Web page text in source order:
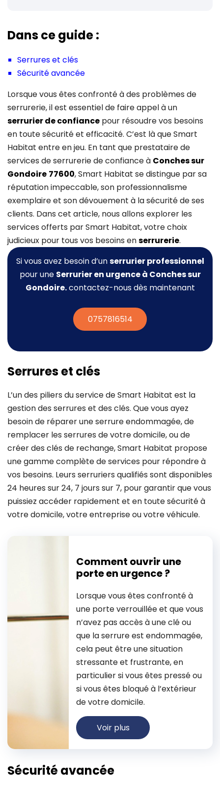
Dans ce guide :
Serrures et clés
Sécurité avancée
Lorsque vous êtes confronté à des problèmes de
serrurerie, il est essentiel de faire appel à un
serrurier de confiance pour résoudre vos besoins
en toute sécurité et efficacité. C’est là que Smart
Habitat entre en jeu. En tant que prestataire de
services de serrurerie de confiance à Conches sur
Gondoire 77600, Smart Habitat se distingue par sa
réputation impeccable, son professionnalisme
exemplaire et son dévouement à la sécurité de ses
clients. Dans cet article, nous allons explorer les
services offerts par Smart Habitat, votre choix
judicieux pour tous vos besoins enserrurerie.
Si vous avez besoin d’unserrurier professionnel
pour une Serrurieren urgence à Conches sur
Gondoire.contactez-nous dès maintenant
0757816514
Serrures et clés
L’un des piliers du service de Smart Habitat est la
gestion des serrures et des clés. Que vous ayez
besoin de réparer une serrure endommagée, de
remplacer les serrures de votre domicile, ou de
créer des clés de rechange, Smart Habitat propose
une gamme complète de services pour répondre à
vos besoins. Leurs serruriers qualifiés sont disponibles
24 heures sur 24, 7 jours sur 7, pour garantir que vous
puissiez accéder rapidement et en toute sécurité à
votre domicile, votre entreprise ou votre véhicule.
Comment ouvrir une
porte en urgence ?
Lorsque vous êtes confronté à
une porte verrouillée et que vous
n’avez pas accès à une clé ou
que la serrure est endommagée,
cela peut être une situation
stressante et frustrante, en
particulier si vous êtes pressé ou
si vous êtes bloqué à l’extérieur
de votre domicile.
Voir plus
Sécurité avancée